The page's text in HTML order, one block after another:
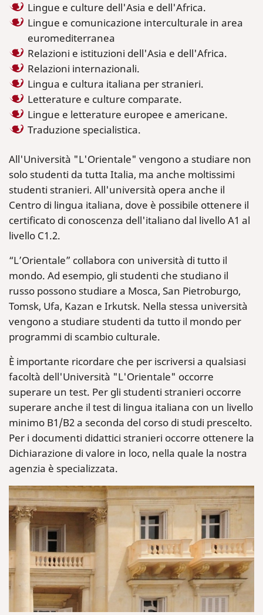
Lingue e culture dell'Asia e dell'Africa.
Lingue e comunicazione interculturale in area
euromediterranea
Relazioni e istituzioni dell'Asia e dell'Africa.
Relazioni internazionali.
Lingua e cultura italiana per stranieri.
Letterature e culture comparate.
Lingue e letterature europee e americane.
Traduzione specialistica.
All'Università "L'Orientale" vengono a studiare non
solo studenti da tutta Italia, ma anche moltissimi
studenti stranieri. All'università opera anche il
Centro di lingua italiana, dove è possibile ottenere il
certificato di conoscenza dell'italiano dal livello A1 al
livello C1.2.
“L’Orientale” collabora con università di tutto il
mondo. Ad esempio, gli studenti che studiano il
russo possono studiare a Mosca, San Pietroburgo,
Tomsk, Ufa, Kazan e Irkutsk. Nella stessa università
vengono a studiare studenti da tutto il mondo per
programmi di scambio culturale.
È importante ricordare che per iscriversi a qualsiasi
facoltà dell'Università "L'Orientale" occorre
superare un test. Per gli studenti stranieri occorre
superare anche il test di lingua italiana con un livello
minimo B1/B2 a seconda del corso di studi prescelto.
Per i documenti didattici stranieri occorre ottenere la
Dichiarazione di valore in loco, nella quale la nostra
agenzia è specializzata.